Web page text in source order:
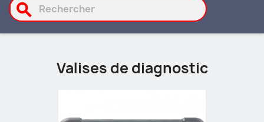
search
Valises de diagnostic